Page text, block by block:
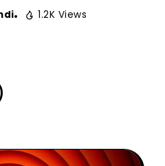
1.2K Views